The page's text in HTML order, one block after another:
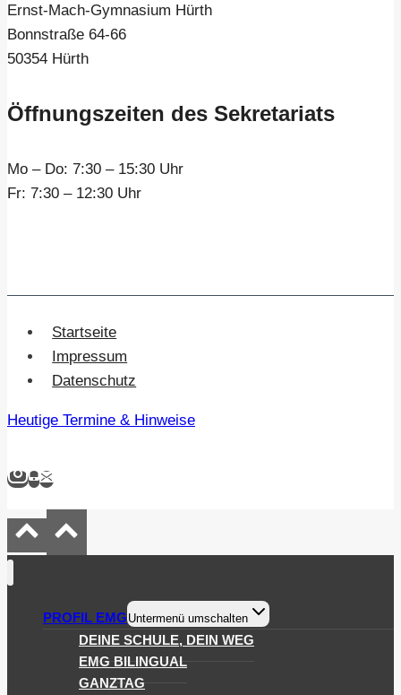
Ernst-Mach-Gymnasium Hürth
Bonnstraße 64-66
50354 Hürth
Öffnungszeiten des Sekretariats
Mo – Do: 7:30 – 15:30 Uhr
Fr: 7:30 – 12:30 Uhr
Startseite
Impressum
Datenschutz
Heutige Termine & Hinweise
PROFIL EMG Untermenü umschalten
DEINE SCHULE, DEIN WEG
EMG BILINGUAL
GANZTAG